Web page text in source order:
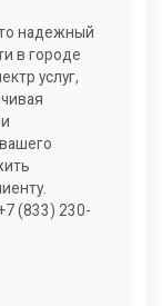
надежный
в городе
услуг,
(833) 230-